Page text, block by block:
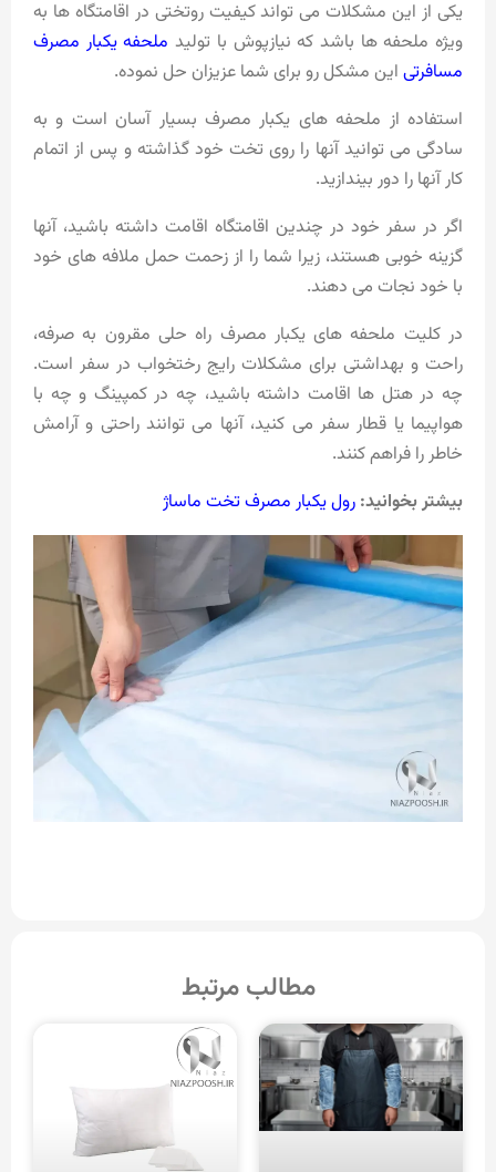
یکی از این مشکلات می تواند کیفیت روتختی در اقامتگاه ها به
ویژه ملحفه ها باشد که نیازپوش با تولید ملحفه یکبار مصرف
مسافرتی این مشکل رو برای شما عزیزان حل نموده.
استفاده از ملحفه های یکبار مصرف بسیار آسان است و به
سادگی می توانید آنها را روی تخت خود گذاشته و پس از اتمام
کار آنها را دور بیندازید.
اگر در سفر خود در چندین اقامتگاه اقامت داشته باشید، آنها
گزینه خوبی هستند، زیرا شما را از زحمت حمل ملافه های خود
با خود نجات می دهند.
در کلیت ملحفه های یکبار مصرف راه حلی مقرون به صرفه،
راحت و بهداشتی برای مشکلات رایج رختخواب در سفر است.
چه در هتل ها اقامت داشته باشید، چه در کمپینگ و چه با
هواپیما یا قطار سفر می کنید، آنها می توانند راحتی و آرامش
خاطر را فراهم کنند.
بیشتر بخوانید: رول یکبار مصرف تخت ماساژ
مطالب مرتبط